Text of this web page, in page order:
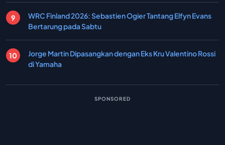
WRC Finland 2026: Sebastien Ogier Tantang Elfyn Evans
Bertarung pada Sabtu
Jorge Martin Dipasangkan dengan Eks Kru Valentino Rossi
di Yamaha
SPONSORED